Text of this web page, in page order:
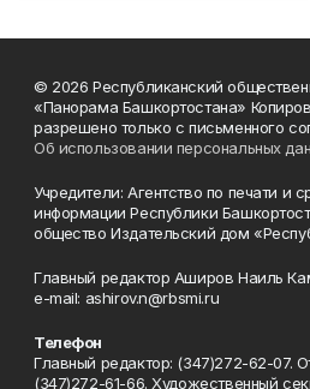
© 2026 Республиканский
«Панорама Башкортостана»
разрешено только с письменного
Об использовании персональных
Учредители: Агентство по печати и
информации Республики
общество Издательский дом
Главный редактор Аширов Наиль
e-mail: ashirov.n@rbsmi.ru
Телефон
Главный редактор: (347)272-62-07.
(347)272-61-66. Художественный